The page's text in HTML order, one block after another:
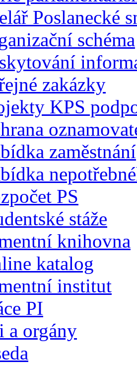
Poslanecké
schéma
zakázky
KPS
zaměstnání
PS
stáže
knihovna
katalog
institut
PI
a orgány